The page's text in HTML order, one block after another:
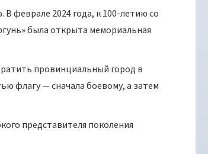
феврале 2024 года, к 100-летию со
была открыта мемориальная
провинциальный город в
флагу — сначала боевому, а затем
представителя поколения